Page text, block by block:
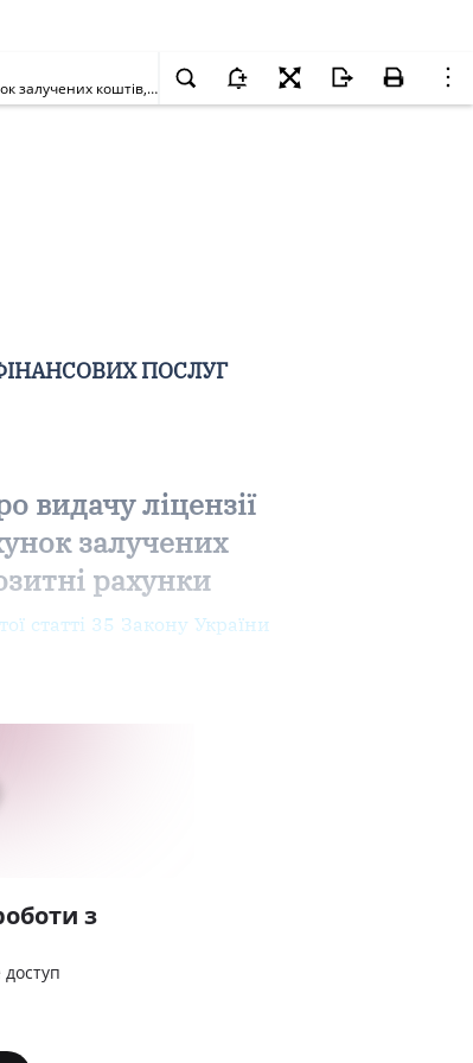
Про залишення без розгляду заяви кредитної спілки "Кредекс" про видачу ліцензії на здійснення діяльності з надання фінансових кредитів за рахунок залучених коштів, крім внесків (вкладів) членів кредитної спілки на депозитні рахунки
ПОСЛУГ
видачу ліцензії
залучених
рахунки
статті 35 Закону України
з